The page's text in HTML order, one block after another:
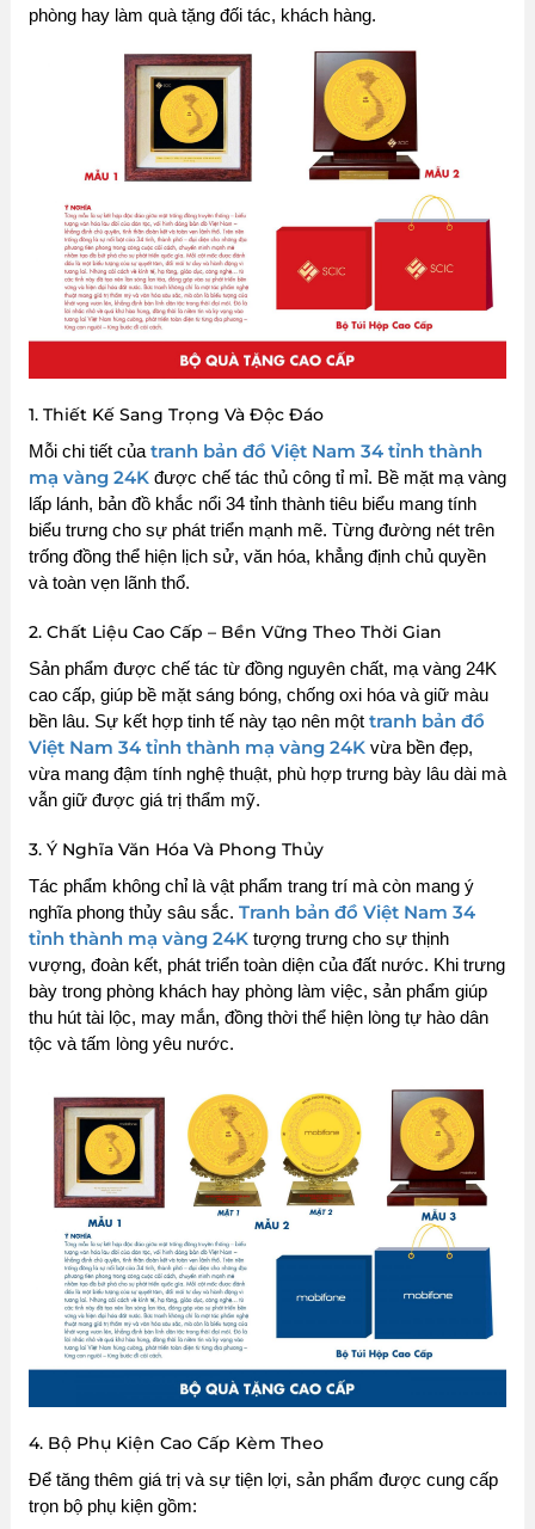
phòng hay làm quà tặng đối tác, khách hàng.
1. Thiết Kế Sang Trọng Và Độc Đáo
Mỗi chi tiết của tranh bản đồ Việt Nam 34 tỉnh thành
mạ vàng 24K được chế tác thủ công tỉ mỉ. Bề mặt mạ vàng
lấp lánh, bản đồ khắc nổi 34 tỉnh thành tiêu biểu mang tính
biểu trưng cho sự phát triển mạnh mẽ. Từng đường nét trên
trống đồng thể hiện lịch sử, văn hóa, khẳng định chủ quyền
và toàn vẹn lãnh thổ.
2. Chất Liệu Cao Cấp – Bền Vững Theo Thời Gian
Sản phẩm được chế tác từ đồng nguyên chất, mạ vàng 24K
cao cấp, giúp bề mặt sáng bóng, chống oxi hóa và giữ màu
bền lâu. Sự kết hợp tinh tế này tạo nên một tranh bản đồ
Việt Nam 34 tỉnh thành mạ vàng 24K vừa bền đẹp,
vừa mang đậm tính nghệ thuật, phù hợp trưng bày lâu dài mà
vẫn giữ được giá trị thẩm mỹ.
3. Ý Nghĩa Văn Hóa Và Phong Thủy
Tác phẩm không chỉ là vật phẩm trang trí mà còn mang ý
nghĩa phong thủy sâu sắc. Tranh bản đồ Việt Nam 34
tỉnh thành mạ vàng 24K tượng trưng cho sự thịnh
vượng, đoàn kết, phát triển toàn diện của đất nước. Khi trưng
bày trong phòng khách hay phòng làm việc, sản phẩm giúp
thu hút tài lộc, may mắn, đồng thời thể hiện lòng tự hào dân
tộc và tấm lòng yêu nước.
4. Bộ Phụ Kiện Cao Cấp Kèm Theo
Để tăng thêm giá trị và sự tiện lợi, sản phẩm được cung cấp
trọn bộ phụ kiện gồm: